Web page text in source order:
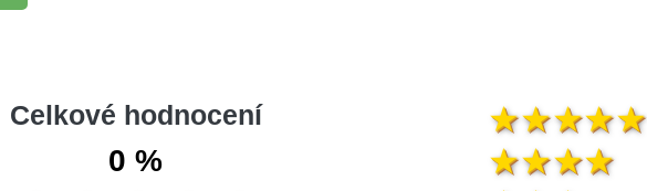
Celkové hodnocení
0 %